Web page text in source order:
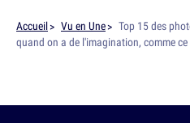
Accueil Vu en Une
Top 15 des
quand on a de l'imagination, comme ce